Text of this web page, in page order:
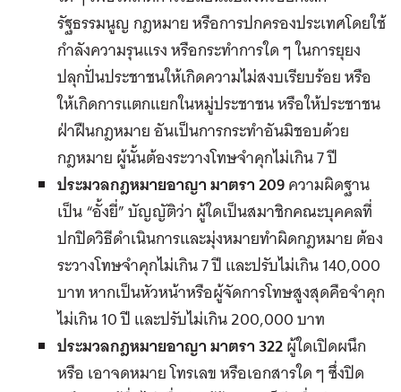
รัฐธรรมนูญ กฎหมาย หรือการปกครองประเทศโดยใช้
กำลังความรุนแรง หรือกระทำการใด ๆ ในการยุยง
ปลุกปั่นประชาชนให้เกิดความไม่สงบเรียบร้อย หรือ
ให้เกิดการแตกแยกในหมู่ประชาชน หรือให้ประชาชน
ฝ่าฝืนกฎหมาย อันเป็นการกระทำอันมิชอบด้วย
กฎหมาย ผู้นั้นต้องระวางโทษจำคุกไม่เกิน 7 ปี
ประมวลกฎหมายอาญา มาตรา 209ความผิดฐาน
เป็น “อั้งยี่” บัญญัติว่า ผู้ใดเป็นสมาชิกคณะบุคคลที่
ปกปิดวิธีดำเนินการและมุ่งหมายทำผิดกฎหมาย ต้อง
ระวางโทษจำคุกไม่เกิน 7 ปี และปรับไม่เกิน 140,000
บาท หากเป็นหัวหน้าหรือผู้จัดการโทษสูงสุดคือจำคุก
ไม่เกิน 10 ปี และปรับไม่เกิน 200,000 บาท
ประมวลกฎหมายอาญา มาตรา 322ผู้ใดเปิดผนึก
หรือ เอาจดหมาย โทรเลข หรือเอกสารใด ๆ ซึ่งปิด